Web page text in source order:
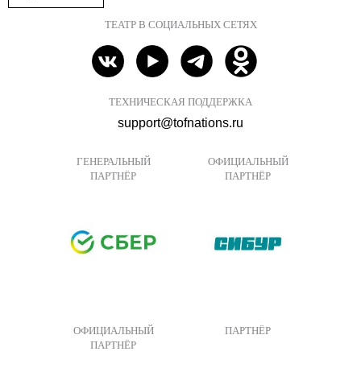
ТЕАТР В СОЦИАЛЬНЫХ СЕТЯХ
ТЕХНИЧЕСКАЯ ПОДДЕРЖКА
support@tofnations.ru
ГЕНЕРАЛЬНЫЙ
ПАРТНЁР
ОФИЦИАЛЬНЫЙ
ПАРТНЁР
ОФИЦИАЛЬНЫЙ
ПАРТНЁР
ПАРТНЁР